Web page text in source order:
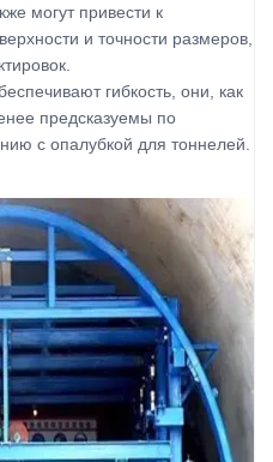
могут привести к
и точности размеров,
гибкость, они, как
предсказуемы по
с опалубкой для тоннелей.